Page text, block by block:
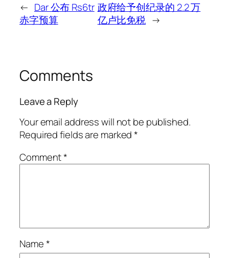
← Dar 公布 Rs6tr
赤字预算
政府给予创纪录的 2.2 万
亿卢比免税 →
Comments
Leave a Reply
Your email address will not be published.
Required fields are marked*
Comment*
Name*